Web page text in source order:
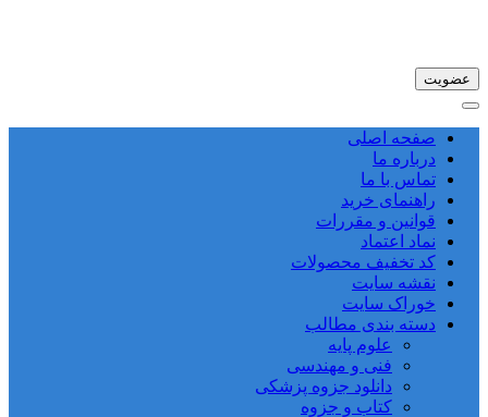
صفحه اصلی
درباره ما
تماس با ما
راهنمای خرید
قوانین و مقررات
نماد اعتماد
کد تخفیف محصولات
نقشه سایت
خوراک سایت
دسته بندی مطالب
علوم پایه
فنی و مهندسی
دانلود جزوه پزشکی
کتاب و جزوه